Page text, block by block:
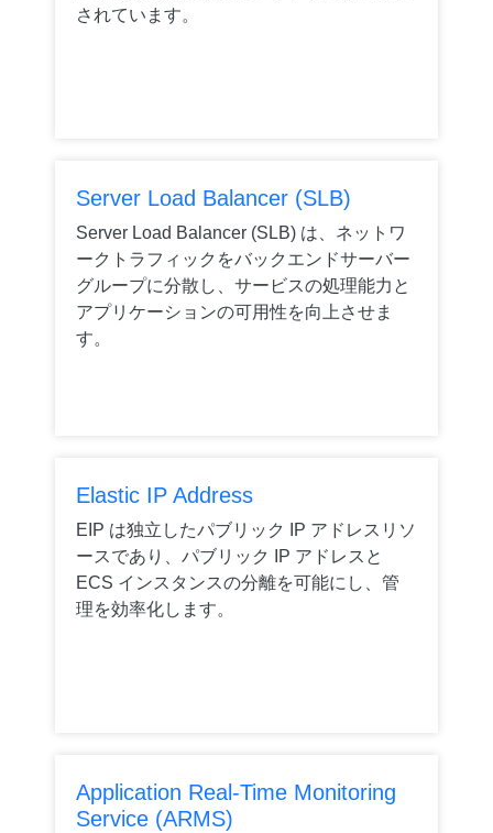
されています。
Server Load Balancer (SLB)
Server Load Balancer (SLB) は、ネットワ
ークトラフィックをバックエンドサーバー
グループに分散し、サービスの処理能力と
アプリケーションの可用性を向上させま
す。
Elastic IP Address
EIP は独立したパブリック IP アドレスリソ
ースであり、パブリック IP アドレスと
ECS インスタンスの分離を可能にし、管
理を効率化します。
Application Real-Time Monitoring
Service (ARMS)